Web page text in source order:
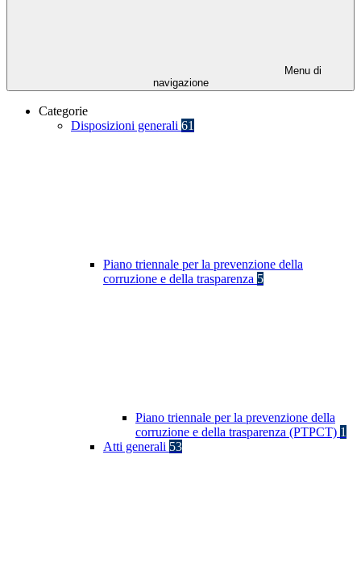
Menu di
navigazione
Categorie
Disposizioni generali 61
Piano triennale per la prevenzione della
corruzione e della trasparenza 5
Piano triennale per la prevenzione della
corruzione e della trasparenza (PTPCT) 1
Atti generali 53